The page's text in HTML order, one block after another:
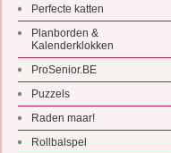
Perfecte katten
Planborden &
Kalenderklokken
ProSenior.BE
Puzzels
Raden maar!
Rollbalspel